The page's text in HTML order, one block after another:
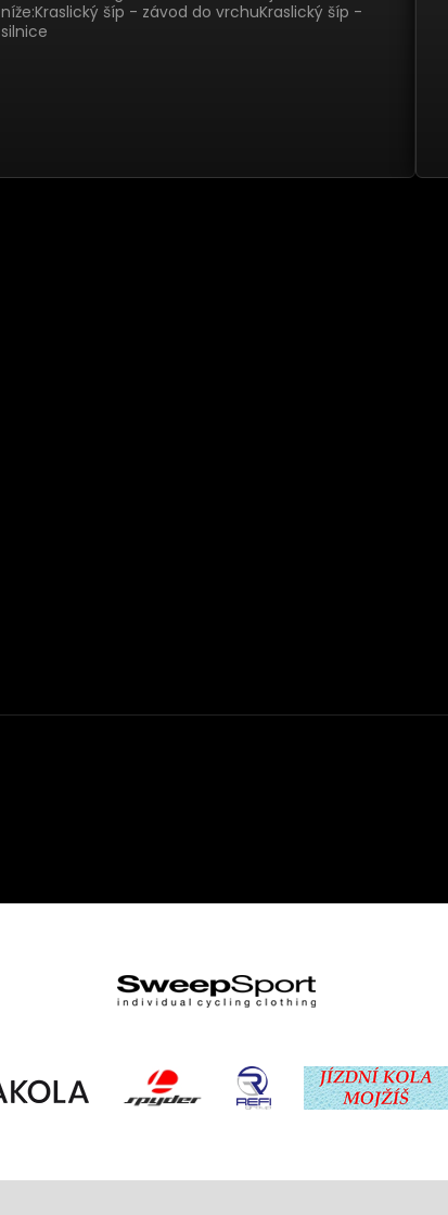
níže:Kraslický šíp - závod do vrchuKraslický šíp -
silnice